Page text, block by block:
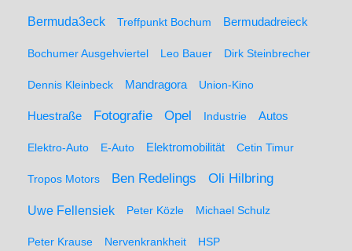
Bermuda3eck Treffpunkt Bochum Bermudadreieck
Bochumer Ausgehviertel Leo Bauer Dirk Steinbrecher
Dennis Kleinbeck Mandragora Union-Kino
Huestraße Fotografie Opel Industrie Autos
Elektro-Auto E-Auto Elektromobilität Cetin Timur
Tropos Motors Ben Redelings Oli Hilbring
Uwe Fellensiek Peter Közle Michael Schulz
Peter Krause Nervenkrankheit HSP